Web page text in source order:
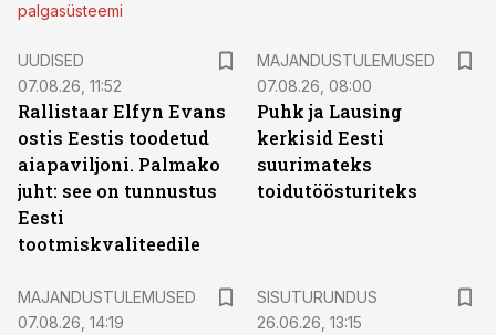
palgasüsteemi
UUDISED
07.08.26, 11:52
Rallistaar Elfyn Evans
ostis Eestis toodetud
aiapaviljoni. Palmako
juht: see on tunnustus
Eesti
tootmiskvaliteedile
MAJANDUSTULEMUSED
07.08.26, 08:00
Puhk ja Lausing
kerkisid Eesti
suurimateks
toidutöösturiteks
MAJANDUSTULEMUSED
07.08.26, 14:19
SISUTURUNDUS
26.06.26, 13:15